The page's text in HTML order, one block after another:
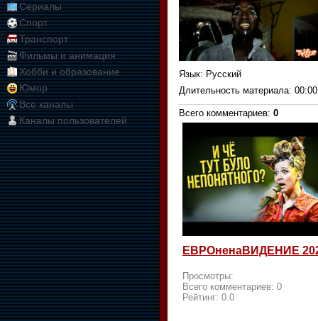
Сериалы
Спорт
Транспорт
Фильмы и анимация
Хобби и образование
Юмор
Все каналы
Каналы пользователей
Язык: Русский
Длительность материала:
Всего комментариев: 0
ЕВРОненаВИДЕНИЕ
Просмотры:
Всего комментариев: 0
Рейтинг: 0.0